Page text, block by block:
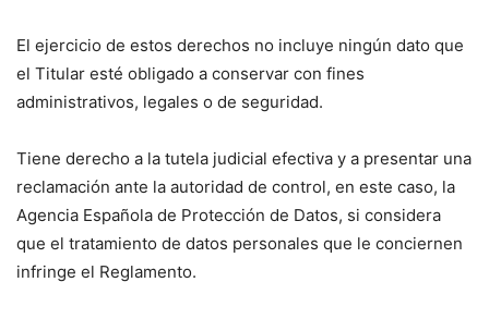
El ejercicio de estos derechos no incluye ningún dato que
el Titular esté obligado a conservar con fines
administrativos, legales o de seguridad.
Tiene derecho a la tutela judicial efectiva y a presentar una
reclamación ante la autoridad de control, en este caso, la
Agencia Española de Protección de Datos, si considera
que el tratamiento de datos personales que le conciernen
infringe el Reglamento.